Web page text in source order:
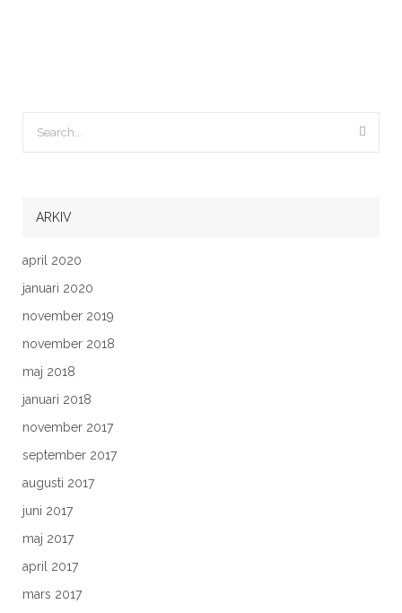
ARKIV
april 2020
januari 2020
november 2019
november 2018
maj 2018
januari 2018
november 2017
september 2017
augusti 2017
juni 2017
maj 2017
april 2017
mars 2017